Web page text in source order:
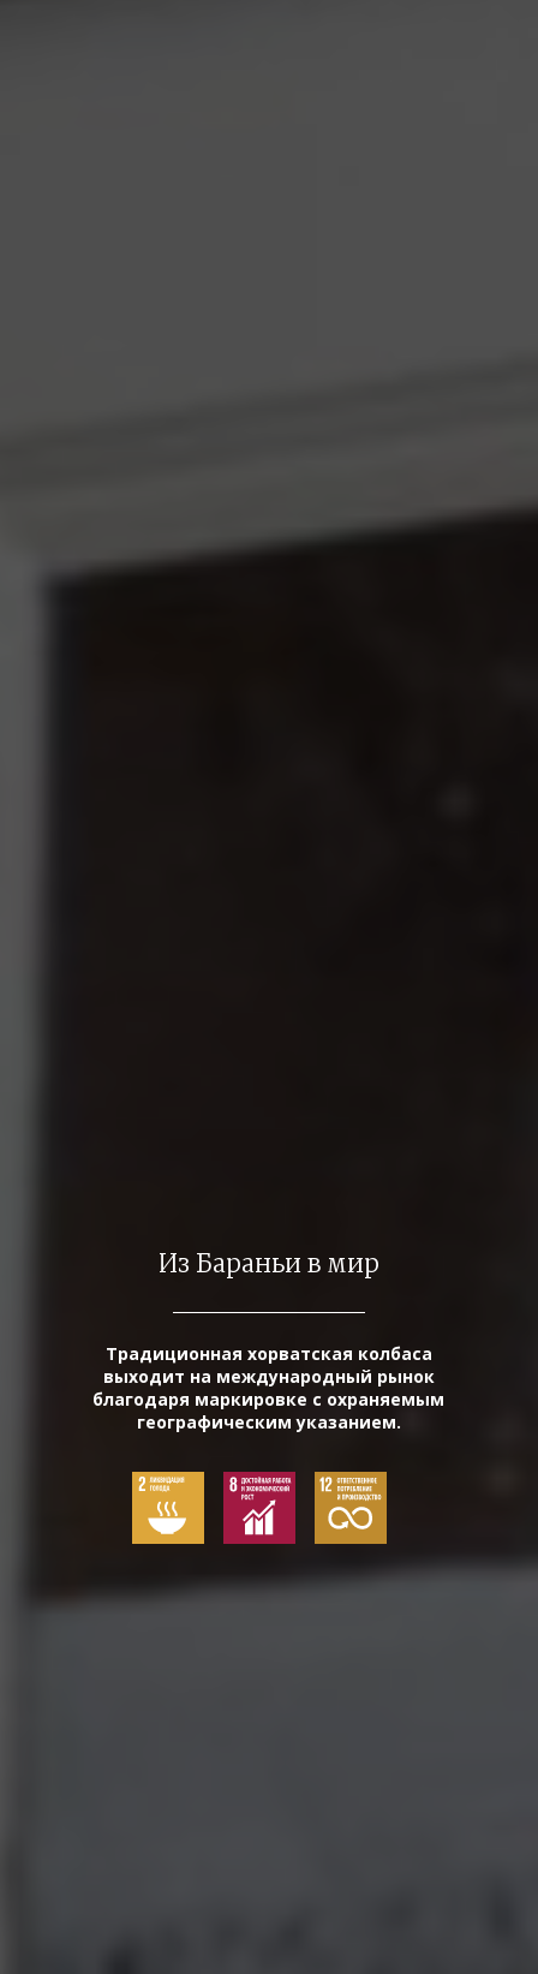
Из Бараньи в мир
Традиционная хорватская колбаса
выходит на международный рынок
благодаря маркировке с охраняемым
географическим указанием.